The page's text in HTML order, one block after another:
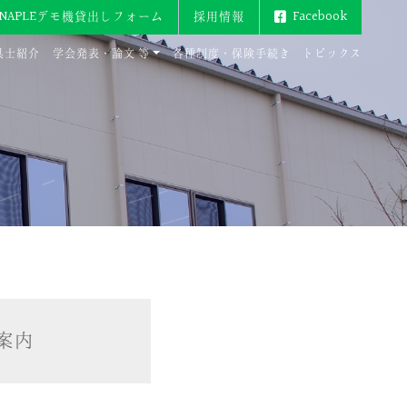
デモ機貸出しフォーム 採用情報 Facebook
士紹介 学会発表・論文 等 各種制度・保険手続き トピックス
内